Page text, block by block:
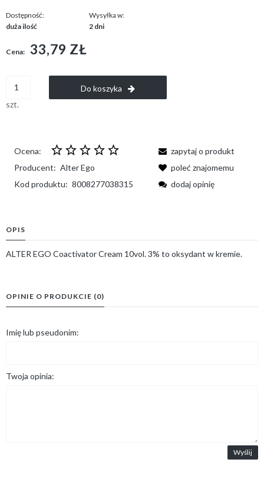
Dostępność:
duża ilość
Wysyłka w:
2 dni
Cena: 33,79 ZŁ
szt.
Do koszyka
Ocena:
Producent: Alter Ego
Kod produktu: 8008277038315
zapytaj o produkt
poleć znajomemu
dodaj opinię
OPIS
ALTER EGO Coactivator Cream 10vol. 3% to oksydant w kremie.
OPINIE O PRODUKCIE (0)
Imię lub pseudonim:
Twoja opinia:
Wyślij